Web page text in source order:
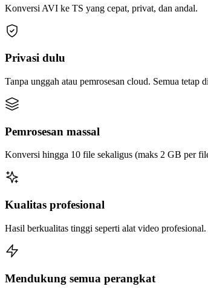
Konversi AVI ke TS yang cepat, privat, dan andal.
Privasi dulu
Tanpa unggah atau pemrosesan cloud. Semua tetap
Pemrosesan massal
Konversi hingga 10 file sekaligus (maks 2 GB per
Kualitas profesional
Hasil berkualitas tinggi seperti alat video profesional.
Mendukung semua perangkat